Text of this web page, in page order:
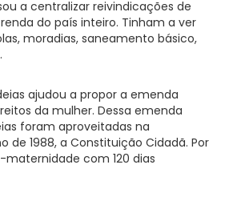
a centralizar reivindicações de
do país inteiro. Tinham a ver
moradias, saneamento básico,
ajudou a propor a emenda
da mulher. Dessa emenda
foram aproveitadas na
de 1988, a Constituição Cidadã. Por
com 120 dias